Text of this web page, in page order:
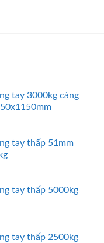
tay 3000kg càng
tay thấp 51mm
tay thấp 5000kg
tay thấp 2500kg